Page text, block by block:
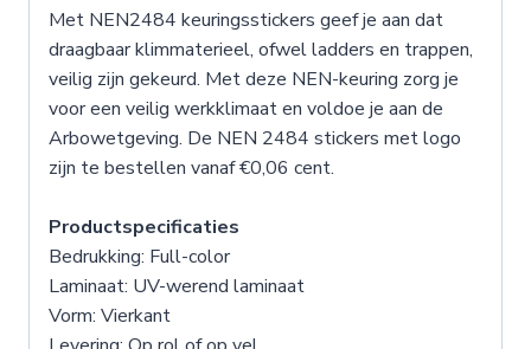
Met NEN2484 keuringsstickers geef je aan dat
draagbaar klimmaterieel, ofwel ladders en trappen,
veilig zijn gekeurd. Met deze NEN-keuring zorg je
voor een veilig werkklimaat en voldoe je aan de
Arbowetgeving. De NEN 2484 stickers met logo
zijn te bestellen vanaf €0,06 cent.
Productspecificaties
Bedrukking: Full-color
Laminaat: UV-werend laminaat
Vorm: Vierkant